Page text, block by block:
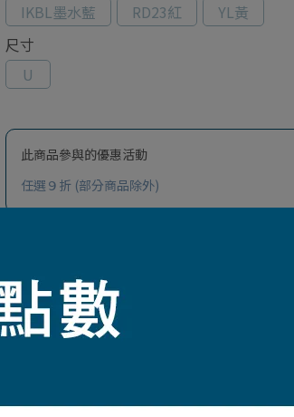
IKBL墨水藍
RD23紅
YL黃
尺寸
U
此商品參與的優惠活動
任選９折 (部分商品除外)